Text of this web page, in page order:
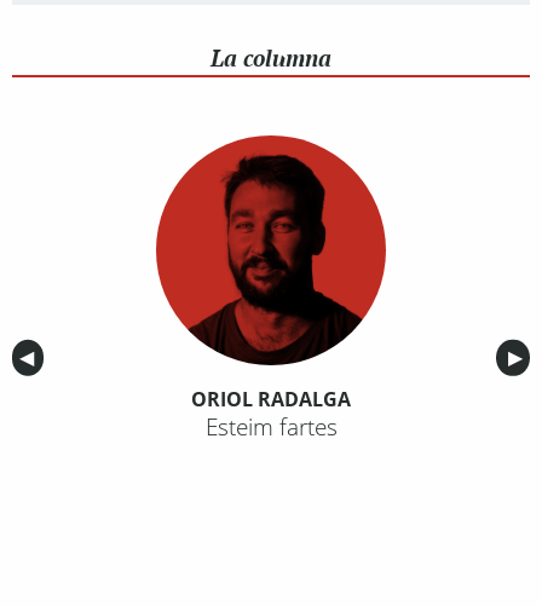
La columna
Anterior
◀︎ ▶︎
ORIOL RADALGA
Esteim fartes